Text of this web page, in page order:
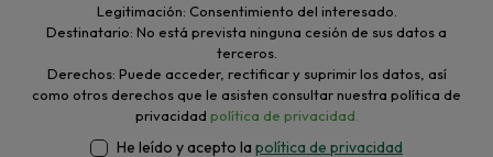
Legitimación: Consentimiento del interesado.
Destinatario: No está prevista ninguna cesión de sus datos a
terceros.
Derechos: Puede acceder, rectificar y suprimir los datos, así
como otros derechos que le asisten consultar nuestra política de
privacidad política de privacidad.
He leído y acepto la política de privacidad